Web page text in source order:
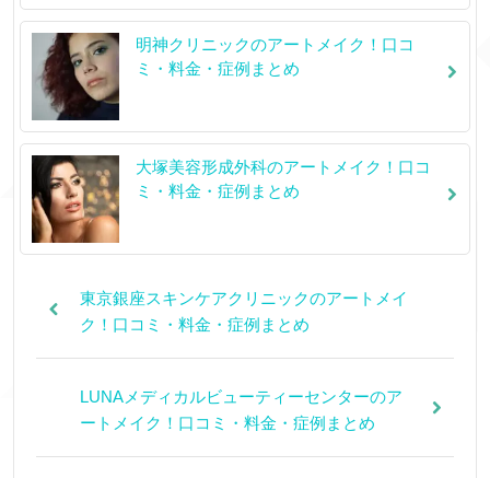
明神クリニックのアートメイク！口コ
ミ・料金・症例まとめ
大塚美容形成外科のアートメイク！口コ
ミ・料金・症例まとめ
東京銀座スキンケアクリニックのアートメイ
ク！口コミ・料金・症例まとめ
LUNAメディカルビューティーセンターのア
ートメイク！口コミ・料金・症例まとめ